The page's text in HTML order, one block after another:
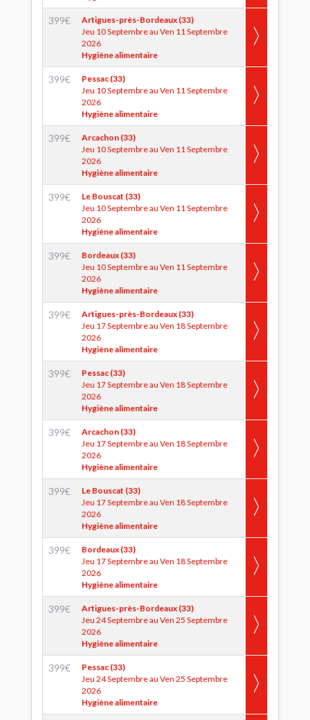
399€
Artigues-près-Bordeaux (33)
Jeu 10 Septembre au Ven 11 Septembre
2026
Hygiène alimentaire
399€
Pessac (33)
Jeu 10 Septembre au Ven 11 Septembre
2026
Hygiène alimentaire
399€
Arcachon (33)
Jeu 10 Septembre au Ven 11 Septembre
2026
Hygiène alimentaire
399€
Le Bouscat (33)
Jeu 10 Septembre au Ven 11 Septembre
2026
Hygiène alimentaire
399€
Bordeaux (33)
Jeu 10 Septembre au Ven 11 Septembre
2026
Hygiène alimentaire
399€
Artigues-près-Bordeaux (33)
Jeu 17 Septembre au Ven 18 Septembre
2026
Hygiène alimentaire
399€
Pessac (33)
Jeu 17 Septembre au Ven 18 Septembre
2026
Hygiène alimentaire
399€
Arcachon (33)
Jeu 17 Septembre au Ven 18 Septembre
2026
Hygiène alimentaire
399€
Le Bouscat (33)
Jeu 17 Septembre au Ven 18 Septembre
2026
Hygiène alimentaire
399€
Bordeaux (33)
Jeu 17 Septembre au Ven 18 Septembre
2026
Hygiène alimentaire
399€
Artigues-près-Bordeaux (33)
Jeu 24 Septembre au Ven 25 Septembre
2026
Hygiène alimentaire
399€
Pessac (33)
Jeu 24 Septembre au Ven 25 Septembre
2026
Hygiène alimentaire